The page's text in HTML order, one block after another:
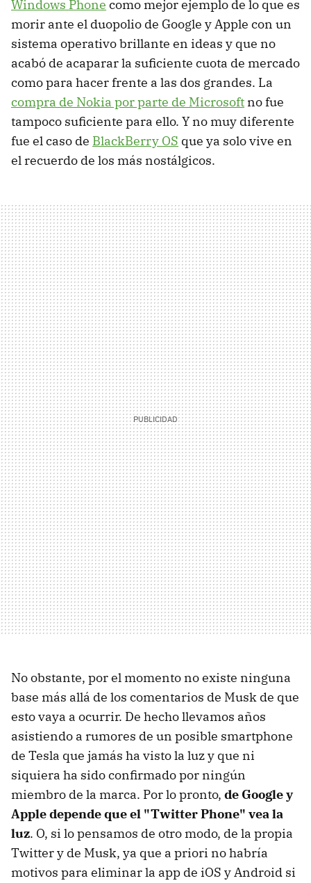
Windows Phone como mejor ejemplo de lo que es
morir ante el duopolio de Google y Apple con un
sistema operativo brillante en ideas y que no
acabó de acaparar la suficiente cuota de mercado
como para hacer frente a las dos grandes. La
compra de Nokia por parte de Microsoft no fue
tampoco suficiente para ello. Y no muy diferente
fue el caso de BlackBerry OS que ya solo vive en
el recuerdo de los más nostálgicos.
No obstante, por el momento no existe ninguna
base más allá de los comentarios de Musk de que
esto vaya a ocurrir. De hecho llevamos años
asistiendo a rumores de un posible smartphone
de Tesla que jamás ha visto la luz y que ni
siquiera ha sido confirmado por ningún
miembro de la marca. Por lo pronto, de Google y
Apple depende que el "Twitter Phone" vea la
luz. O, si lo pensamos de otro modo, de la propia
Twitter y de Musk, ya que a priori no habría
motivos para eliminar la app de iOS y Android si